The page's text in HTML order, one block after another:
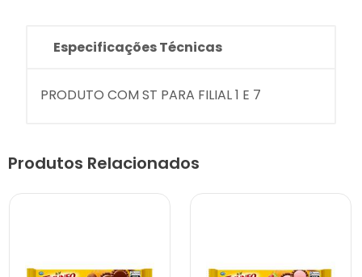
Especificações Técnicas
PRODUTO COM ST PARA FILIAL 1 E 7
Produtos Relacionados